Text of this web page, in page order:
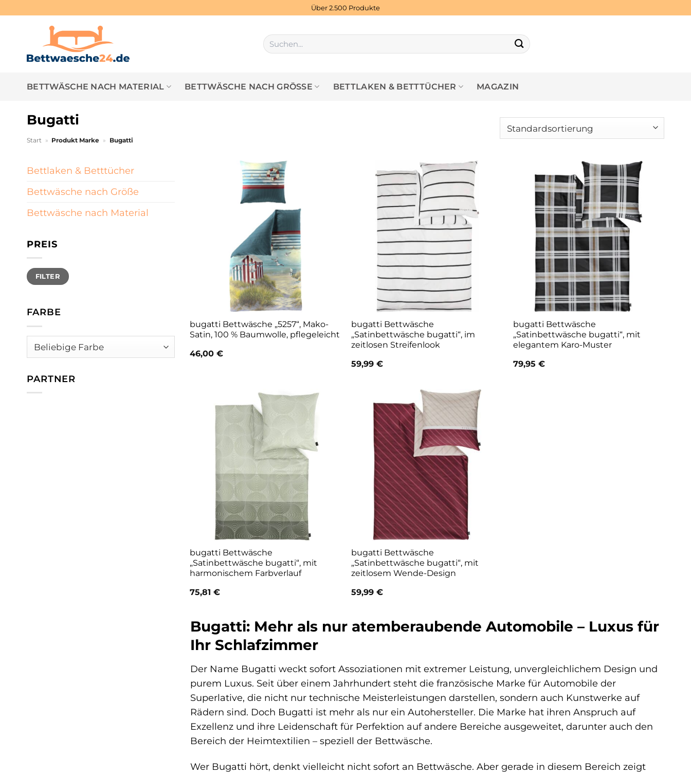
Über 2.500 Produkte
Suchen
nach:
BETTWÄSCHE NACH MATERIAL BETTWÄSCHE NACH GRÖSSE BETTLAKEN & BETTTÜCHER MAGAZIN
Bugatti
Start » Produkt Marke » Bugatti
Bettlaken & Betttücher
Bettwäsche nach Größe
Bettwäsche nach Material
PREIS
Min.
Preis
Max.
PreisFILTER
FARBE
PARTNER
bugatti Bettwäsche „5257“, Mako-
Satin, 100 % Baumwolle, pflegeleicht
46,00€
bugatti Bettwäsche
„Satinbettwäsche bugatti“, im
zeitlosen Streifenlook
59,99€
bugatti Bettwäsche
„Satinbettwäsche bugatti“, mit
elegantem Karo-Muster
79,95 €
bugatti Bettwäsche
„Satinbettwäsche bugatti“, mit
harmonischem Farbverlauf
75,81€
bugatti Bettwäsche
„Satinbettwäsche bugatti“, mit
zeitlosem Wende-Design
59,99€
Bugatti: Mehr als nur atemberaubende Automobile – Luxus für
Ihr Schlafzimmer
Der Name Bugatti weckt sofort Assoziationen mit extremer Leistung, unvergleichlichem Design und
purem Luxus. Seit über einem Jahrhundert steht die französische Marke für Automobile der
Superlative, die nicht nur technische Meisterleistungen darstellen, sondern auch Kunstwerke auf
Rädern sind. Doch Bugatti ist mehr als nur ein Autohersteller. Die Marke hat ihren Anspruch auf
Exzellenz und ihre Leidenschaft für Perfektion auf andere Bereiche ausgeweitet, darunter auch den
Bereich der Heimtextilien – speziell der Bettwäsche.
Wer Bugatti hört, denkt vielleicht nicht sofort an Bettwäsche. Aber gerade in diesem Bereich zeigt